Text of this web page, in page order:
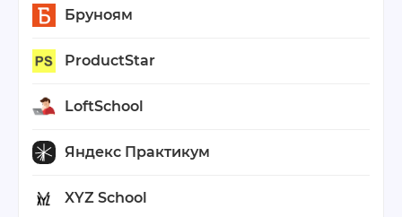
Бруноям
ProductStar
LoftSchool
Яндекс Практикум
XYZ School